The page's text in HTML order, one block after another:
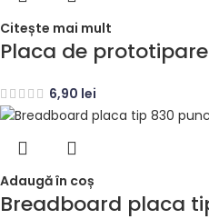
Citește mai mult
Placa de
6,90 lei
Adaugă în coș
Breadboard placa